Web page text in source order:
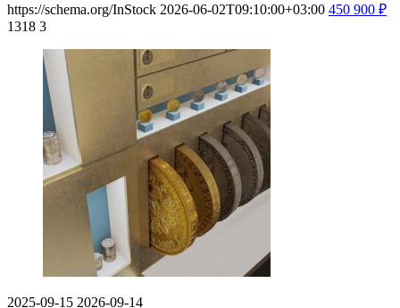
https://schema.org/InStock 2026-06-02T09:10:00+03:00 450 900 ₽
1318 3
2025-09-15 2026-09-14